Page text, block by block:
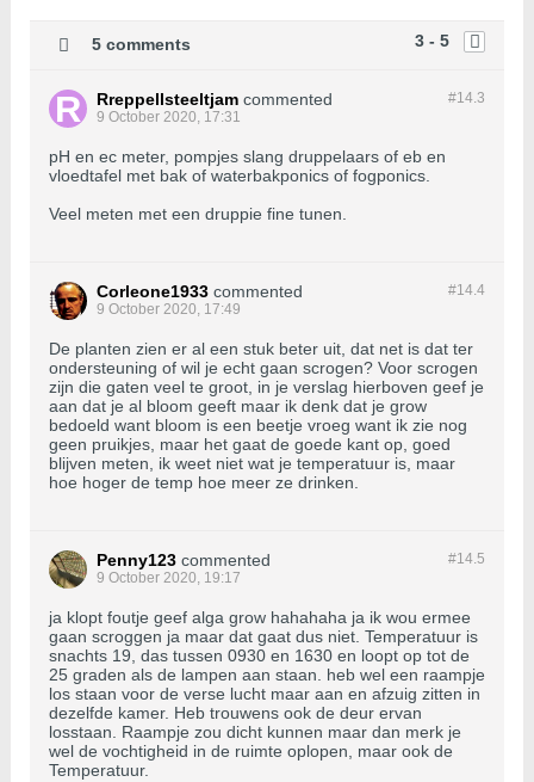
3 - 5
5 comments
#14.3
Rreppellsteeltjam commented
9 October 2020, 17:31
pH en ec meter, pompjes slang druppelaars of eb en
vloedtafel met bak of waterbakponics of fogponics.
Veel meten met een druppie fine tunen.
#14.4
Corleone1933 commented
9 October 2020, 17:49
De planten zien er al een stuk beter uit, dat net is dat ter
ondersteuning of wil je echt gaan scrogen? Voor scrogen
zijn die gaten veel te groot, in je verslag hierboven geef je
aan dat je al bloom geeft maar ik denk dat je grow
bedoeld want bloom is een beetje vroeg want ik zie nog
geen pruikjes, maar het gaat de goede kant op, goed
blijven meten, ik weet niet wat je temperatuur is, maar
hoe hoger de temp hoe meer ze drinken.
#14.5
Penny123 commented
9 October 2020, 19:17
ja klopt foutje geef alga grow hahahaha ja ik wou ermee
gaan scroggen ja maar dat gaat dus niet. Temperatuur is
snachts 19, das tussen 0930 en 1630 en loopt op tot de
25 graden als de lampen aan staan. heb wel een raampje
los staan voor de verse lucht maar aan en afzuig zitten in
dezelfde kamer. Heb trouwens ook de deur ervan
losstaan. Raampje zou dicht kunnen maar dan merk je
wel de vochtigheid in de ruimte oplopen, maar ook de
Temperatuur.